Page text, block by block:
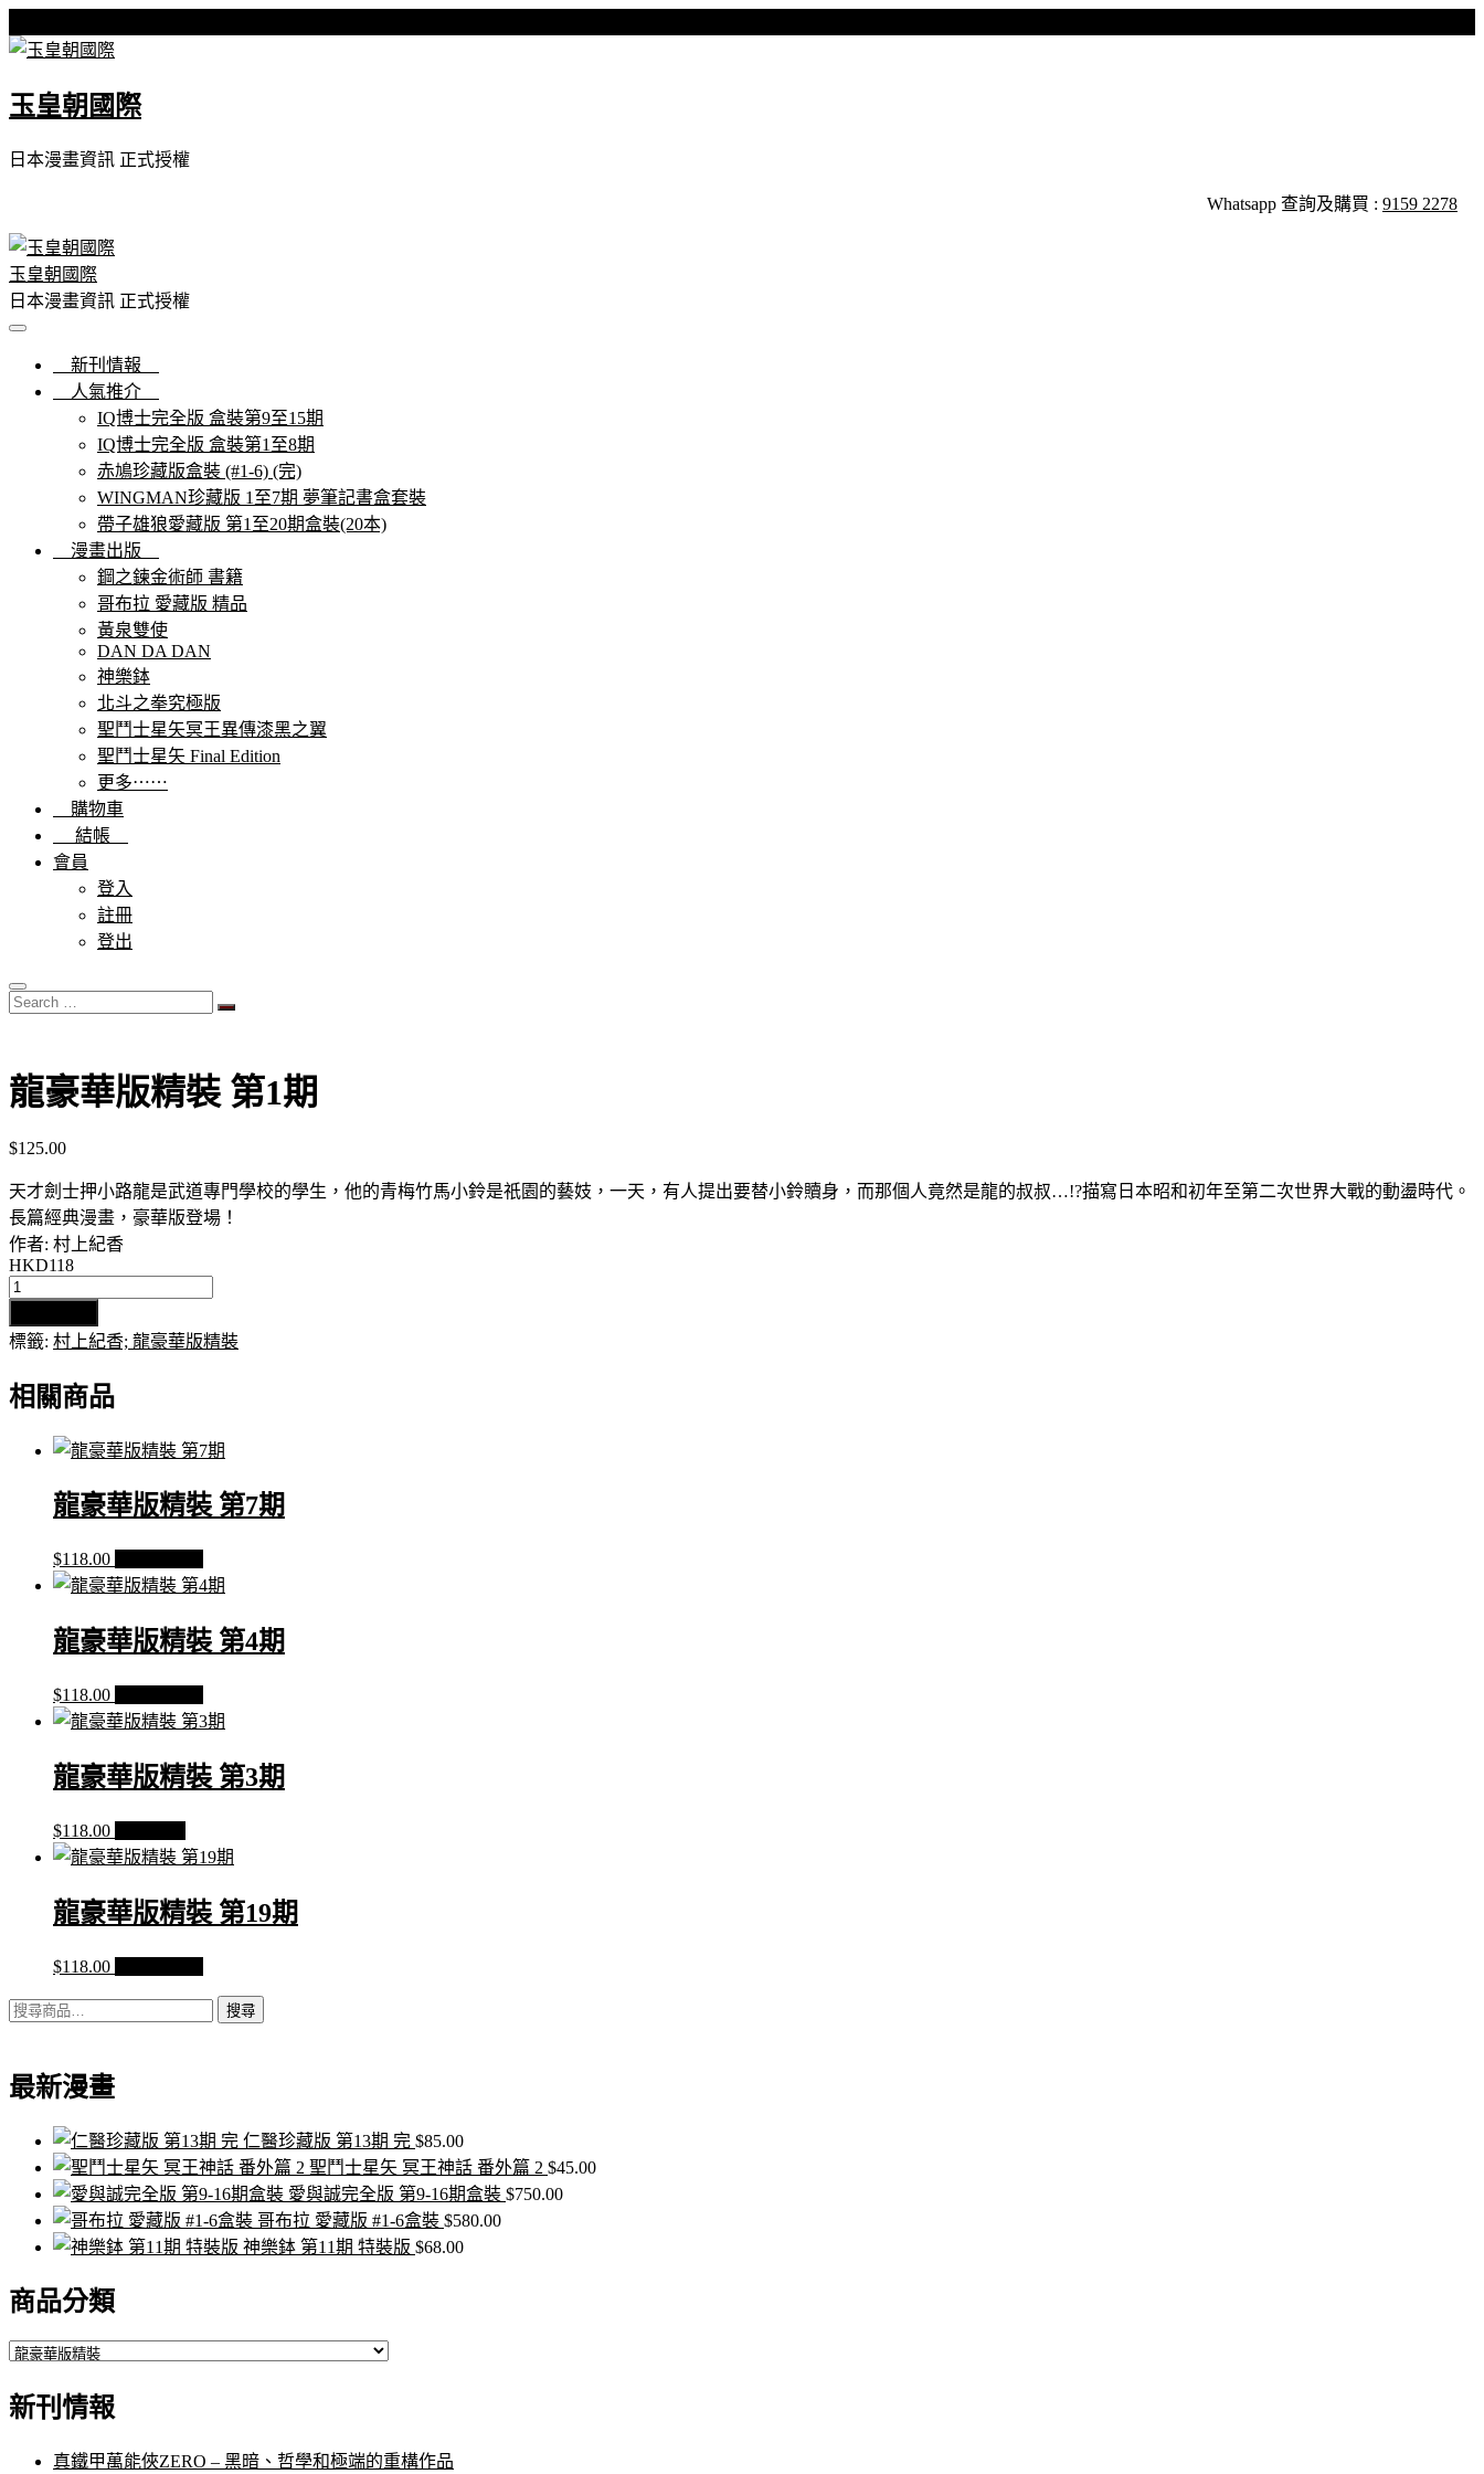
to
content
玉皇朝國際
日本漫畫資訊 正式授權
Whatsapp 查詢及購買 : 9159 2278
玉皇朝國際
日本漫畫資訊 正式授權
新刊情報
人氣推介
IQ博士完全版 盒裝第9至15期
IQ博士完全版 盒裝第1至8期
赤鳩珍藏版盒裝 (#1-6) (完)
WINGMAN珍藏版 1至7期 夢筆記書盒套裝
帶子雄狼愛藏版 第1至20期盒裝(20本)
漫畫出版
鋼之鍊金術師 書籍
哥布拉 愛藏版 精品
黃泉雙使
DAN DA DAN
神樂鉢
北斗之拳究極版
聖鬥士星矢冥王異傳漆黑之翼
聖鬥士星矢 Final Edition
更多⋯⋯
購物車
結帳
會員
登入
註冊
登出
Search
…
龍豪華版精裝 第1期
$125.00
天才劍士押小路龍是武道專門學校的學生，他的青梅竹馬小鈴是祇園的藝妓，一天，有人提出要替小鈴贖身，而那個人竟然是龍的叔叔…!?描寫日本昭和初年至第二次世界大戰的動盪時代。
長篇經典漫畫，豪華版登場！
作者: 村上紀香
HKD118
龍
華
精
標籤: 村上紀香; 龍豪華版精裝
相關商品
龍豪華版精裝 第7期
$118.00
龍豪華版精裝 第4期
$118.00
龍豪華版精裝 第3期
$118.00
龍豪華版精裝 第19期
$118.00
搜
鍵
搜尋
最新漫畫
仁醫珍藏版 第13期 完 $85.00
聖鬥士星矢 冥王神話 番外篇 2 $45.00
愛與誠完全版 第9-16期盒裝 $750.00
哥布拉 愛藏版 #1-6盒裝 $580.00
神樂鉢 第11期 特裝版 $68.00
商品分類
新刊情報
真鐵甲萬能俠ZERO – 黑暗、哲學和極端的重構作品